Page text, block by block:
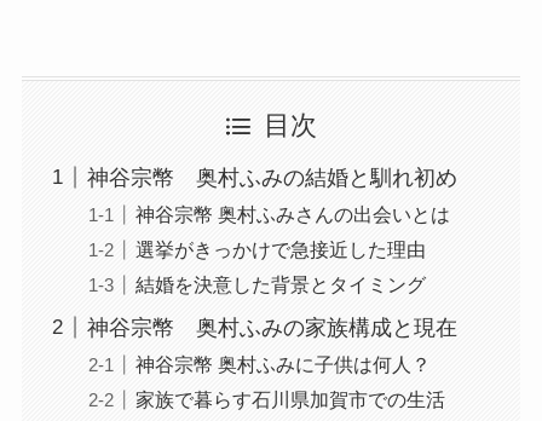
目次
神谷宗幣 奥村ふみの結婚と馴れ初め
神谷宗幣 奥村ふみさんの出会いとは
選挙がきっかけで急接近した理由
結婚を決意した背景とタイミング
神谷宗幣 奥村ふみの家族構成と現在
神谷宗幣 奥村ふみに子供は何人？
家族で暮らす石川県加賀市での生活